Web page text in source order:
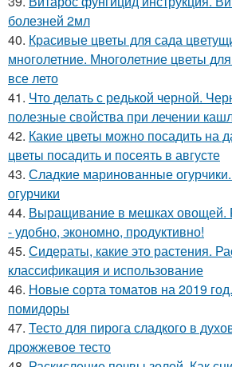
болезней 2мл
40. Красивые цветы для сада
многолетние. Многолетние цветы
все лето
41. Что делать с редькой черной.
полезные свойства при лечении
42. Какие цветы можно посадить на
цветы посадить и посеять в августе
43. Сладкие маринованные
огурчики
44. Выращивание в мешках овощей.
- удобно, экономно, продуктивно!
45. Сидераты, какие это растения.
классификация и использование
46. Новые сорта томатов на 2019
помидоры
47. Тесто для пирога сладкого в
дрожжевое тесто